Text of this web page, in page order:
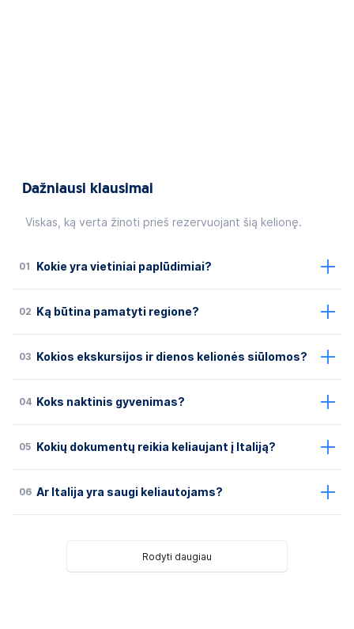
Dažniausi klausimai
Viskas, ką verta žinoti prieš rezervuojant šią kelionę.
01 Kokie yra vietiniai paplūdimiai?
02 Ką būtina pamatyti regione?
03 Kokios ekskursijos ir dienos kelionės siūlomos?
04 Koks naktinis gyvenimas?
05 Kokių dokumentų reikia keliaujant į Italiją?
06 Ar Italija yra saugi keliautojams?
Rodyti daugiau